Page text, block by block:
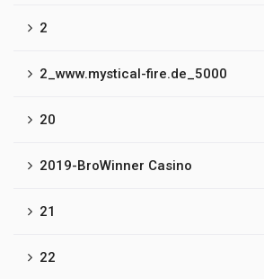
2
2_www.mystical-fire.de_5000
20
2019-BroWinner Casino
21
22